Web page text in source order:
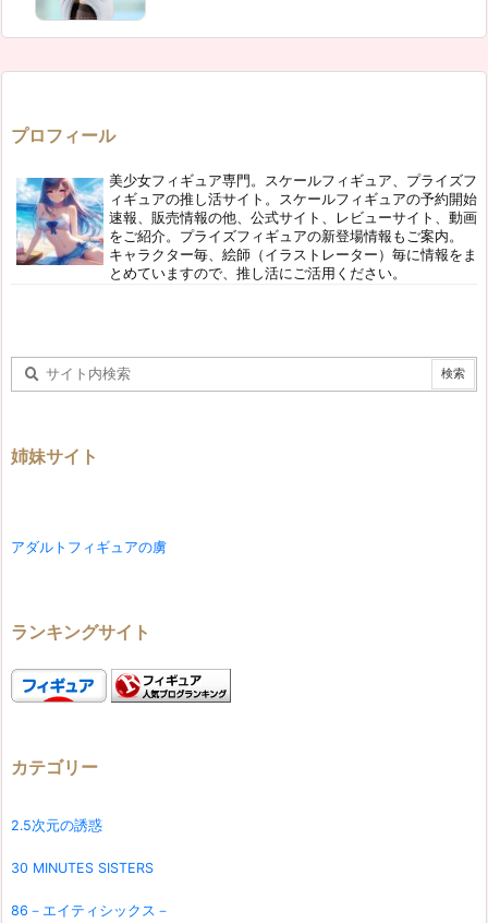
プロフィール
美少女フィギュア専門。スケールフィギュア、プライズフ
ィギュアの推し活サイト。スケールフィギュアの予約開始
速報、販売情報の他、公式サイト、レビューサイト、動画
をご紹介。プライズフィギュアの新登場情報もご案内。
キャラクター毎、絵師（イラストレーター）毎に情報をま
とめていますので、推し活にご活用ください。
姉妹サイト
アダルトフィギュアの虜
ランキングサイト
カテゴリー
2.5次元の誘惑
30 MINUTES SISTERS
86－エイティシックス－